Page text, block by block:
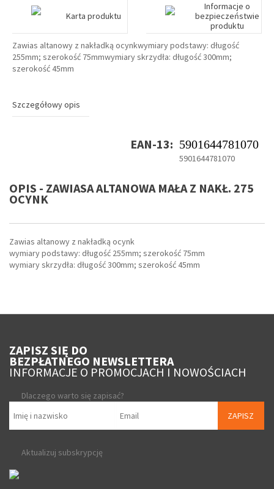
Karta produktu
Informacje o
bezpieczeństwie
produktu
Zawias altanowy z nakładką ocynkwymiary podstawy: długość
255mm; szerokość 75mmwymiary skrzydła: długość 300mm;
szerokość 45mm
Szczegółowy opis
EAN-13: 5901644781070
5901644781070
OPIS - ZAWIASA ALTANOWA MAŁA Z NAKŁ. 275
OCYNK
Zawias altanowy z nakładką ocynk
wymiary podstawy: długość 255mm; szerokość 75mm
wymiary skrzydła: długość 300mm; szerokość 45mm
ZAPISZ SIĘ DO
BEZPŁATNEGO NEWSLETTERA
INFORMACJE O PROMOCJACH I NOWOŚCIACH
Dlaczego warto się zapisać?
ZAPISZ
Aktualizuj subskrypcję